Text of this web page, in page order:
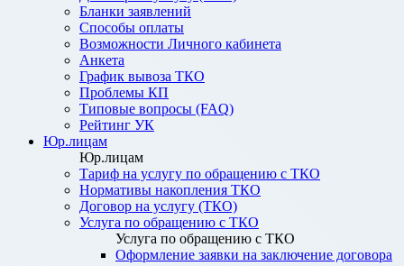
Бланки заявлений
Способы оплаты
Возможности Личного кабинета
Анкета
График вывоза ТКО
Проблемы КП
Типовые вопросы (FAQ)
Рейтинг УК
Юр.лицам
Юр.лицам
Тариф на услугу по обращению с ТКО
Нормативы накопления ТКО
Договор на услугу (ТКО)
Услуга по обращению с ТКО
Услуга по обращению с ТКО
Оформление заявки на заключение договора